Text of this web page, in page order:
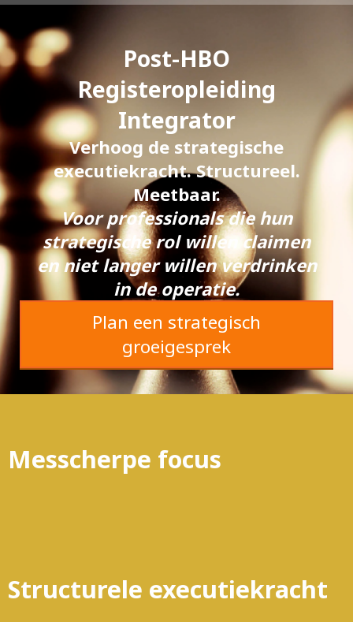
Post-HBO
Registeropleiding
Integrator
Verhoog de strategische
executiekracht. Structureel.
Meetbaar.
Voor professionals die hun
strategische rol willen claimen
en niet langer willen verdrinken
in de operatie.
Plan een strategisch
groeigesprek
Messcherpe focus
Structurele executiekracht